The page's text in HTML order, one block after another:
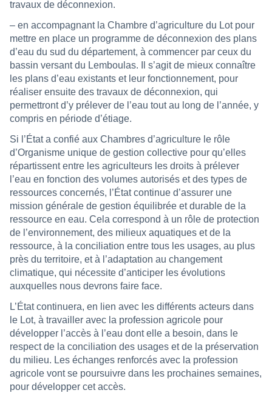
travaux de déconnexion.
– en accompagnant la Chambre d’agriculture du Lot pour
mettre en place un programme de déconnexion des plans
d’eau du sud du département, à commencer par ceux du
bassin versant du Lemboulas. Il s’agit de mieux connaître
les plans d’eau existants et leur fonctionnement, pour
réaliser ensuite des travaux de déconnexion, qui
permettront d’y prélever de l’eau tout au long de l’année, y
compris en période d’étiage.
Si l’État a confié aux Chambres d’agriculture le rôle
d’Organisme unique de gestion collective pour qu’elles
répartissent entre les agriculteurs les droits à prélever
l’eau en fonction des volumes autorisés et des types de
ressources concernés, l’État continue d’assurer une
mission générale de gestion équilibrée et durable de la
ressource en eau. Cela correspond à un rôle de protection
de l’environnement, des milieux aquatiques et de la
ressource, à la conciliation entre tous les usages, au plus
près du territoire, et à l’adaptation au changement
climatique, qui nécessite d’anticiper les évolutions
auxquelles nous devrons faire face.
L’État continuera, en lien avec les différents acteurs dans
le Lot, à travailler avec la profession agricole pour
développer l’accès à l’eau dont elle a besoin, dans le
respect de la conciliation des usages et de la préservation
du milieu. Les échanges renforcés avec la profession
agricole vont se poursuivre dans les prochaines semaines,
pour développer cet accès.